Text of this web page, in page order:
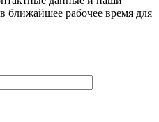
ближайшее рабочее время для